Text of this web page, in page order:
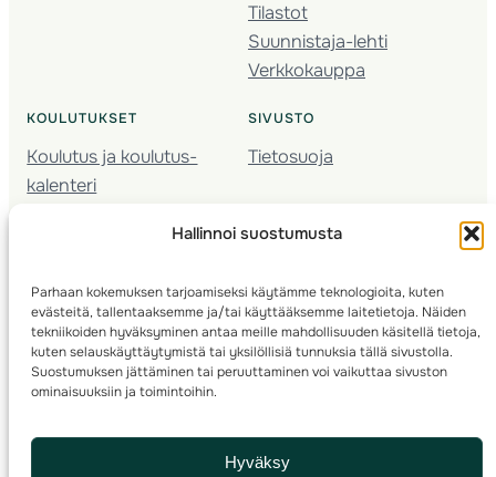
Hallinnoi suostumusta
Parhaan kokemuksen tarjoamiseksi käytämme teknologioita, kuten
evästeitä, tallentaaksemme ja/tai käyttääksemme laitetietoja. Näiden
tekniikoiden hyväksyminen antaa meille mahdollisuuden käsitellä tietoja,
kuten selauskäyttäytymistä tai yksilöllisiä tunnuksia tällä sivustolla.
Suostumuksen jättäminen tai peruuttaminen voi vaikuttaa sivuston
ominaisuuksiin ja toimintoihin.
Hyväksy
Tilastot
Suunnistaja-lehti
Verkkokauppa
KOULUTUKSET
Koulutus ja koulutus­
kalenteri
Seura­kehittäminen
Kartoitus
Ratamestari
SIVUSTO
Tietosuoja
© 2025 ·Suomen Suunnistusliitto· Valimotie 10, 00380 Helsinki, Finland
info(a)suunnistusliitto.fi,Rastilipun asiat: rastilippu(a)suunnistusliitto.fi